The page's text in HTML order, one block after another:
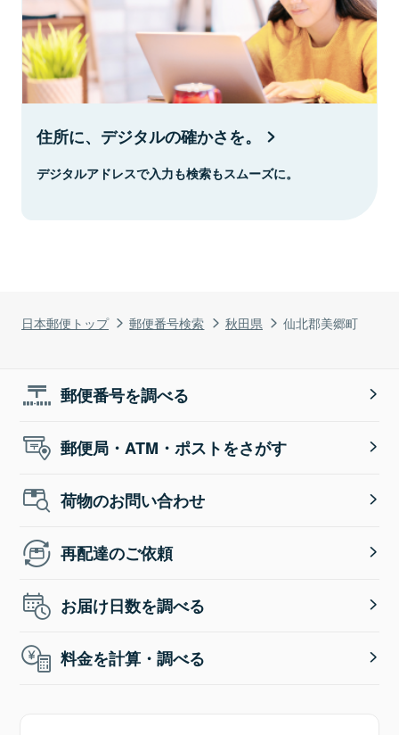
日本郵便トップ 郵便番号検索 秋田県 仙北郡美郷町
住所に、デジタルの確かさを。
デジタルアドレスで入力も検索もスムーズに。
郵便番号を調べる
郵便局・ATM・ポストをさがす
荷物のお問い合わせ
再配達のご依頼
お届け日数を調べる
料金を計算・調べる